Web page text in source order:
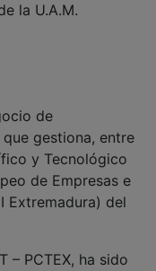
la U.A.M.
de
que gestiona, entre
y Tecnológico
de Empresas e
Extremadura) del
– PCTEX, ha sido